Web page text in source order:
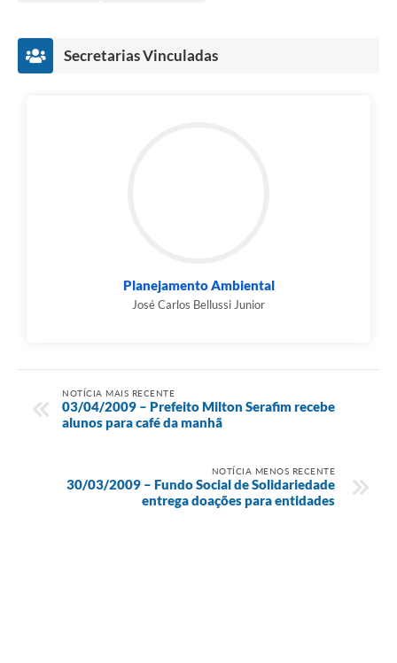
Secretarias Vinculadas
Planejamento Ambiental
José Carlos Bellussi Junior
NOTÍCIA MAIS RECENTE
03/04/2009 – Prefeito Milton Serafim recebe
alunos para café da manhã
NOTÍCIA MENOS RECENTE
30/03/2009 – Fundo Social de Solidariedade
entrega doações para entidades